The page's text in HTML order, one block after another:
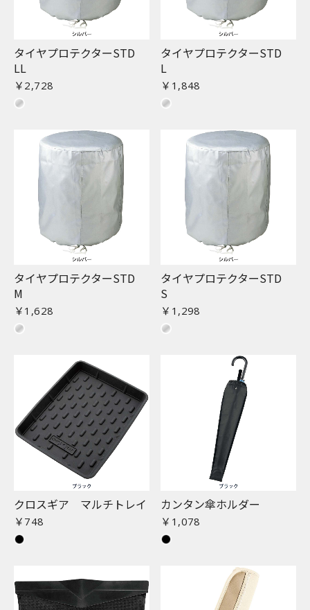
タイヤプロテクターSTD
LL
￥2,728
タイヤプロテクターSTD
L
￥1,848
タイヤプロテクターSTD
M
￥1,628
タイヤプロテクターSTD
S
￥1,298
クロスギア マルチトレイ
￥748
カンタン傘ホルダー
￥1,078